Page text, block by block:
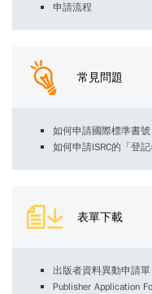
申請流程
常見問題
如何申請國際標準書號
如何申請ISRC的「登記
表單下載
出版者資料異動申請單
Publisher Application